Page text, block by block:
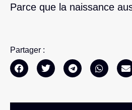
Parce que la naissance
Partager :